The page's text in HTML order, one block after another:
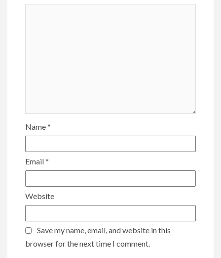
Name*
Email*
Website
Save my name, email, and website in this
browser for the next time I comment.